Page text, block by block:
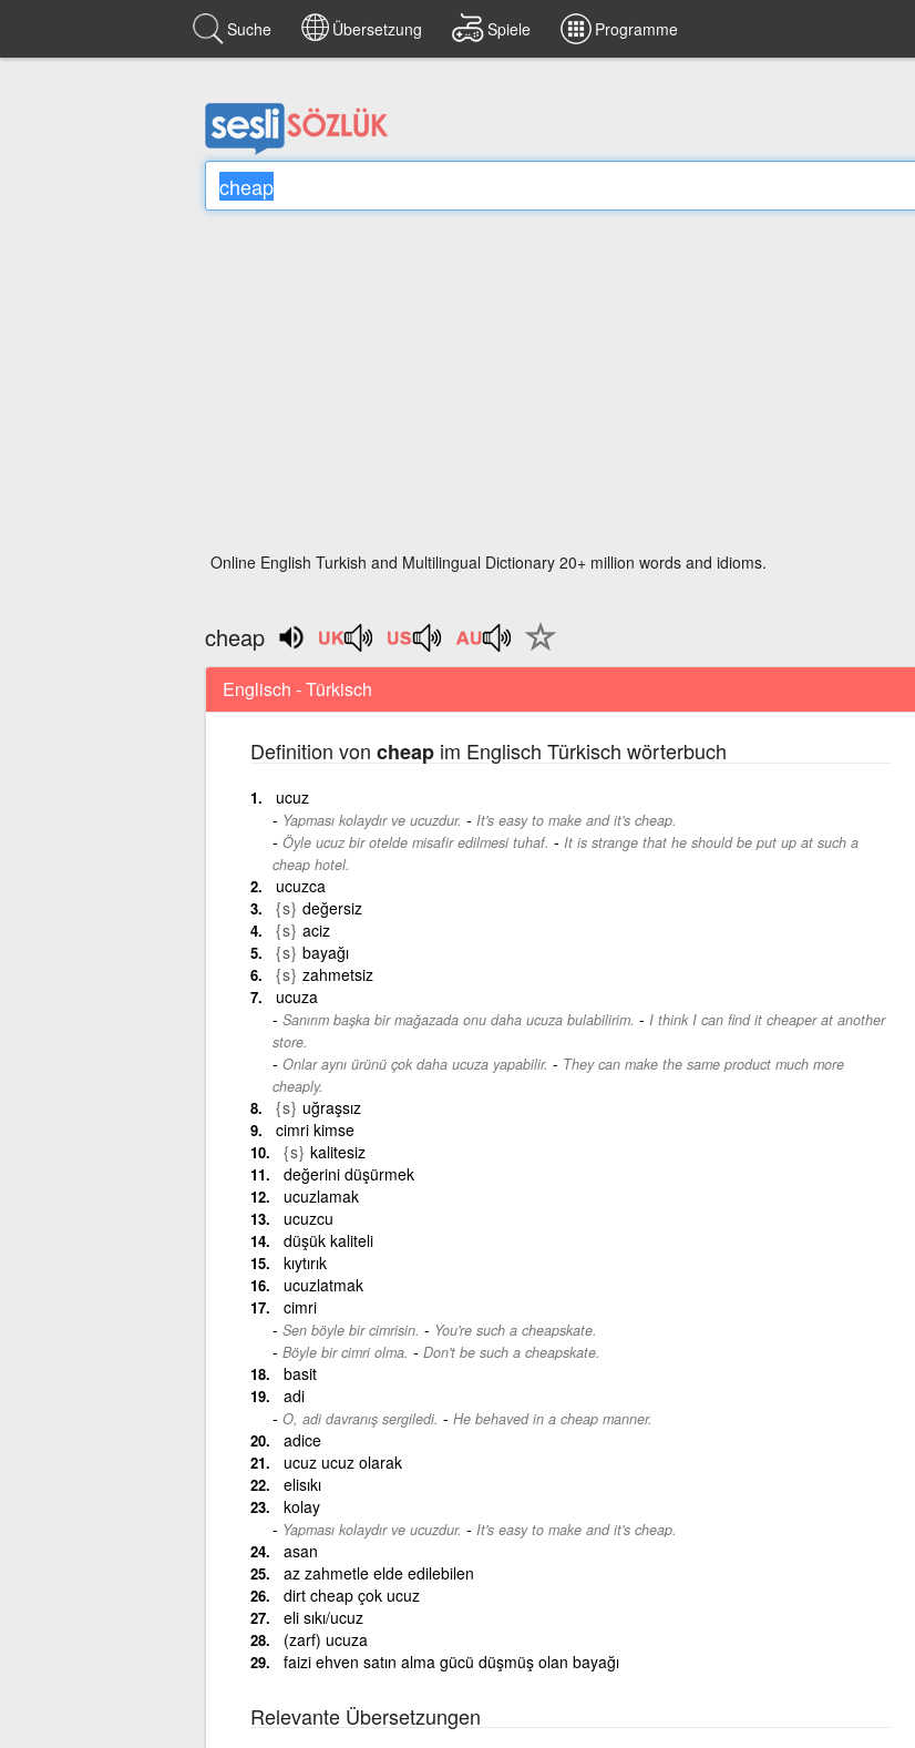
Suche Übersetzung Spiele Programme
Online English Turkish and Multilingual Dictionary 20+ million words and idioms.
cheap
Englisch - Türkisch
Definition von cheapim Englisch Türkisch wörterbuch
ucuz
Yapması kolaydır ve ucuzdur. - It's easy to make and it's cheap.
Öyle ucuz bir otelde misafir edilmesi tuhaf. - It is strange that he should be put up at such a
cheap hotel.
ucuzca
{s} değersiz
{s} aciz
{s} bayağı
{s} zahmetsiz
ucuza
Sanırım başka bir mağazada onu daha ucuza bulabilirim. - I think I can find it cheaper at another
store.
Onlar aynı ürünü çok daha ucuza yapabilir. - They can make the same product much more
cheaply.
{s} uğraşsız
cimri kimse
{s} kalitesiz
değerini düşürmek
ucuzlamak
ucuzcu
düşük kaliteli
kıytırık
ucuzlatmak
cimri
Sen böyle bir cimrisin. - You're such a cheapskate.
Böyle bir cimri olma. - Don't be such a cheapskate.
basit
adi
O, adi davranış sergiledi. - He behaved in a cheap manner.
adice
ucuz ucuz olarak
elisıkı
kolay
Yapması kolaydır ve ucuzdur. - It's easy to make and it's cheap.
asan
az zahmetle elde edilebilen
dirt cheap çok ucuz
eli sıkı/ucuz
(zarf) ucuza
faizi ehven satın alma gücü düşmüş olan bayağı
Relevante Übersetzungen